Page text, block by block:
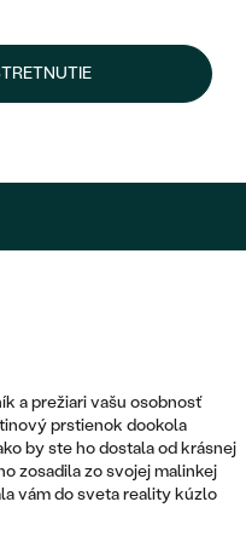
Možnosti doručenia
a prežiari vašu osobnosť
prstienok dookola
by ste ho dostala od krásnej
zosadila zo svojej malinkej
vám do sveta reality kúzlo